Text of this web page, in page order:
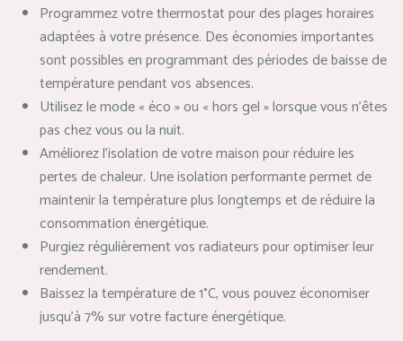
Programmez votre thermostat pour des plages horaires
adaptées à votre présence. Des économies importantes
sont possibles en programmant des périodes de baisse de
température pendant vos absences.
Utilisez le mode « éco » ou « hors gel » lorsque vous n’êtes
pas chez vous ou la nuit.
Améliorez l’isolation de votre maison pour réduire les
pertes de chaleur. Une isolation performante permet de
maintenir la température plus longtemps et de réduire la
consommation énergétique.
Purgiez régulièrement vos radiateurs pour optimiser leur
rendement.
Baissez la température de 1°C, vous pouvez économiser
jusqu’à 7% sur votre facture énergétique.